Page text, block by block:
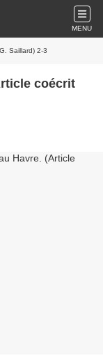
MENU
Saillard) 2-3
coécrit